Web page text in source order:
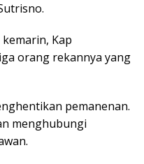
Kap
orang rekannya yang
pemanenan.
menghubungi